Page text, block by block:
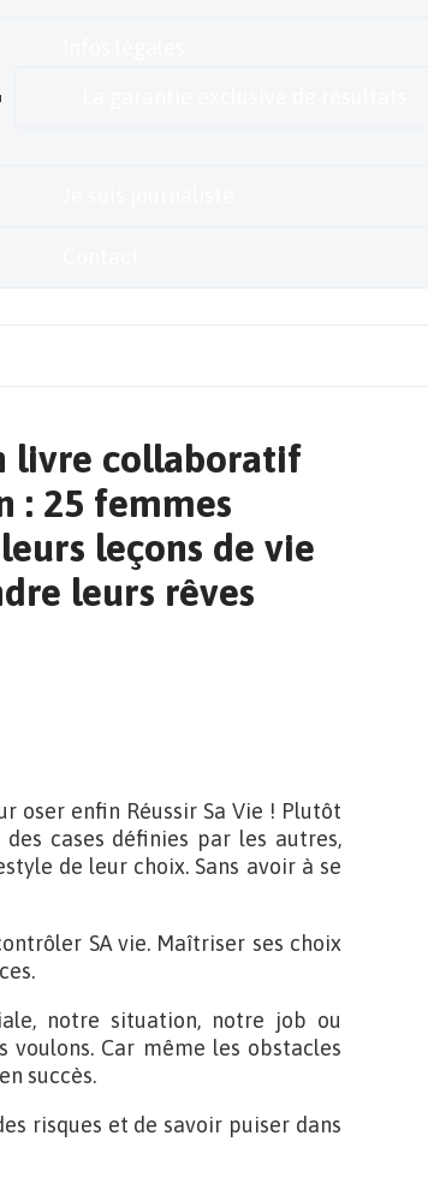
livre collaboratif
: 25 femmes
leçons de vie
leurs rêves
oser enfin Réussir Sa Vie ! Plutôt
cases définies par les autres,
de leur choix. Sans avoir à se
SA vie. Maîtriser ses choix
notre situation, notre job ou
voulons. Car même les obstacles
succès.
risques et de savoir puiser dans